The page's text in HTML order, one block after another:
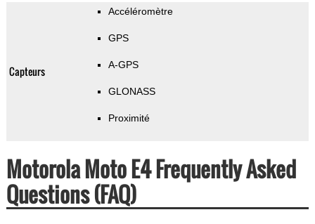
Capteurs
Accéléromètre
GPS
A-GPS
GLONASS
Proximité
Motorola Moto E4 Frequently Asked
Questions (FAQ)